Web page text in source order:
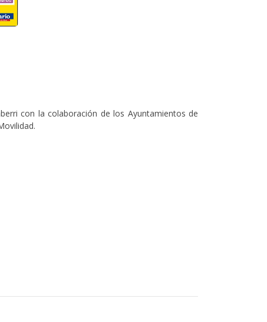
con la colaboración de los Ayuntamientos de